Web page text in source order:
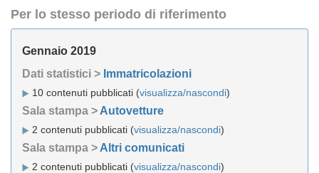
Per lo stesso periodo di riferimento
Gennaio 2019
Dati statistici > Immatricolazioni
10 contenuti pubblicati (visualizza/nascondi)
Sala stampa > Autovetture
2 contenuti pubblicati (visualizza/nascondi)
Sala stampa > Altri comunicati
2 contenuti pubblicati (visualizza/nascondi)